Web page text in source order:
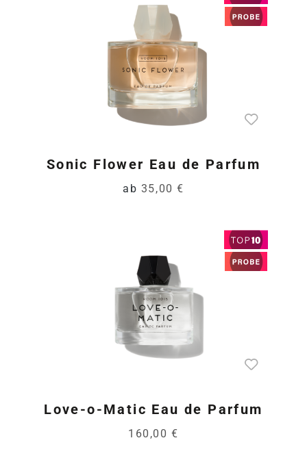
Sonic Flower Eau de Parfum
ab 35,00 €
Love-o-Matic Eau de Parfum
160,00 €